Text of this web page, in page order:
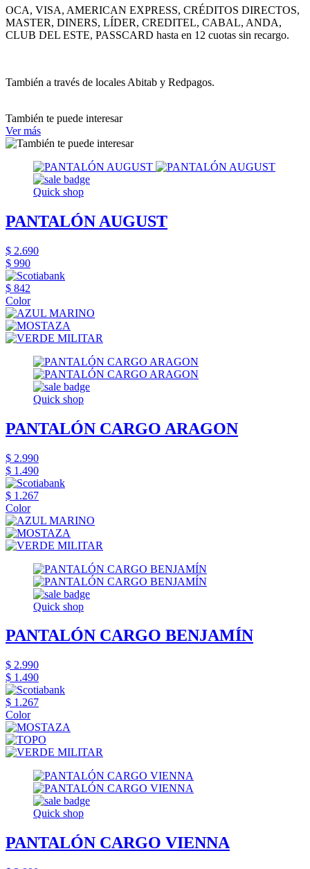
OCA, VISA, AMERICAN EXPRESS, CRÉDITOS DIRECTOS,
MASTER, DINERS, LÍDER, CREDITEL, CABAL, ANDA,
CLUB DEL ESTE, PASSCARD hasta en 12 cuotas sin recargo.
También a través de locales Abitab y Redpagos.
También te puede interesar
Ver más
Quick shop
PANTALÓN AUGUST
$ 2.690
$ 990
$ 842
Color
Quick shop
PANTALÓN CARGO ARAGON
$ 2.990
$ 1.490
$ 1.267
Color
Quick shop
PANTALÓN CARGO BENJAMÍN
$ 2.990
$ 1.490
$ 1.267
Color
Quick shop
PANTALÓN CARGO VIENNA